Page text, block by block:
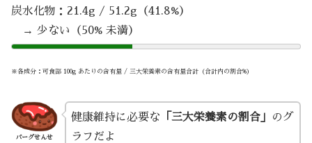
炭水化物：21.4g / 51.2g（41.8%）
→ 少ない（50% 未満）
※各成分：可食部 100g あたりの含有量 / 三大栄養素の含有量合計（合計内の割合%）
バーグせんせ
健康維持に必要な 「三大栄養素の割合」
のグ
ラフだよ